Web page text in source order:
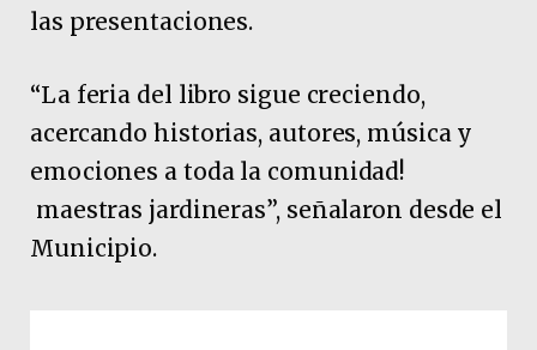
las presentaciones.
“La feria del libro sigue creciendo,
acercando historias, autores, música y
emociones a toda la comunidad!
maestras jardineras”, señalaron desde el
Municipio.